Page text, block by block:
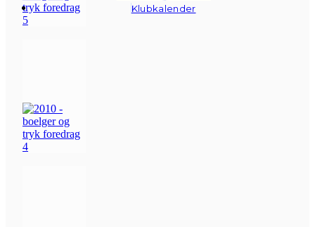
Klubkalender